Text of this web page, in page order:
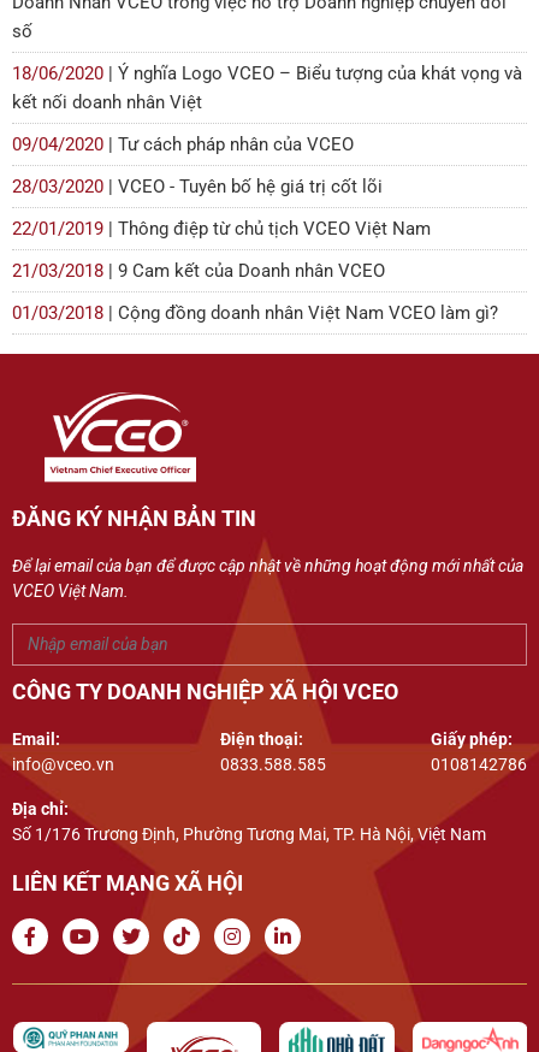
số
18/06/2020 | Ý nghĩa Logo VCEO – Biểu tượng của khát vọng và
kết nối doanh nhân Việt
09/04/2020 | Tư cách pháp nhân của VCEO
28/03/2020 | VCEO - Tuyên bố hệ giá trị cốt lõi
22/01/2019 | Thông điệp từ chủ tịch VCEO Việt Nam
21/03/2018 | 9 Cam kết của Doanh nhân VCEO
01/03/2018 | Cộng đồng doanh nhân Việt Nam VCEO làm gì?
ĐĂNG KÝ NHẬN BẢN TIN
Để lại email của bạn để được cập nhật về những hoạt động mới nhất của
VCEO Việt Nam.
CÔNG TY DOANH NGHIỆP XÃ HỘI VCEO
Email:
info@vceo.vn
Điện thoại:
0833.588.585
Giấy phép:
0108142786
Địa chỉ:
Số 1/176 Trương Định, Phường Tương Mai, TP. Hà Nội, Việt Nam
LIÊN KẾT MẠNG XÃ HỘI